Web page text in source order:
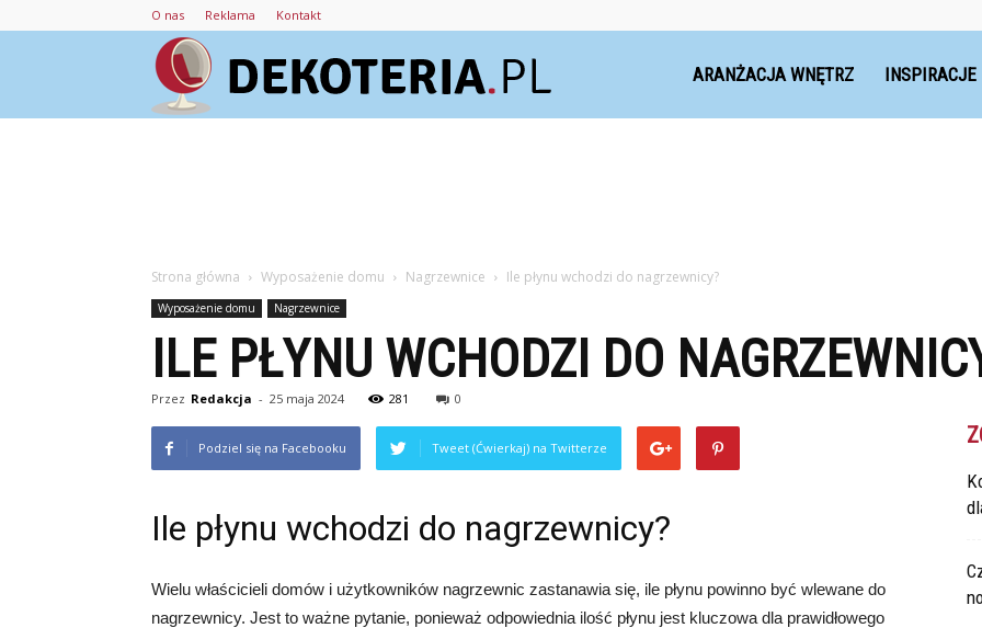
O nas Reklama Kontakt
ARANŻACJA WNĘTRZ INSPIRACJE
Strona główna Wyposażenie domu Nagrzewnice Ile płynu wchodzi do nagrzewnicy?
Wyposażenie domu Nagrzewnice
ILE PŁYNU WCHODZI DO
Przez Redakcja - 25 maja 2024 281 0
Podziel się na Facebooku Tweet (Ćwierkaj) na Twitterze
Ile płynu wchodzi do nagrzewnicy?
Wielu właścicieli domów i użytkowników nagrzewnic zastanawia się, ile płynu powinno być wlewane do
nagrzewnicy. Jest to ważne pytanie, ponieważ odpowiednia ilość płynu jest kluczowa dla prawidłowego